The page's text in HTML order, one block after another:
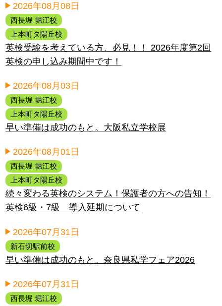
2026年08月08日
西長堀 堀江校
上本町タ陽丘校
英検受験を考えている方、必見！！ 2026年度第2回
英検の申し込み期間中です！
2026年08月03日
西長堀 堀江校
上本町タ陽丘校
早い準備は成功のもと。大阪私立学校展
2026年08月01日
西長堀 堀江校
上本町タ陽丘校
続々変わる英検のシステム！保護者の方への告知！
英検6級・7級 導入延期について
2026年07月31日
新石切駅前校
早い準備は成功のもと。奈良県私学フェア2026
2026年07月31日
西長堀 堀江校